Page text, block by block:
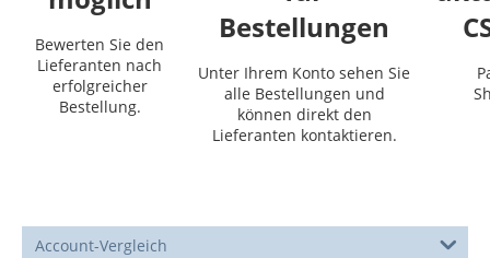
Bewerten Sie den
Lieferanten nach
erfolgreicher
Bestellung.
Bestellungen
Unter Ihrem Konto sehen Sie
alle Bestellungen und
können direkt den
Lieferanten kontaktieren.
Account-Vergleich